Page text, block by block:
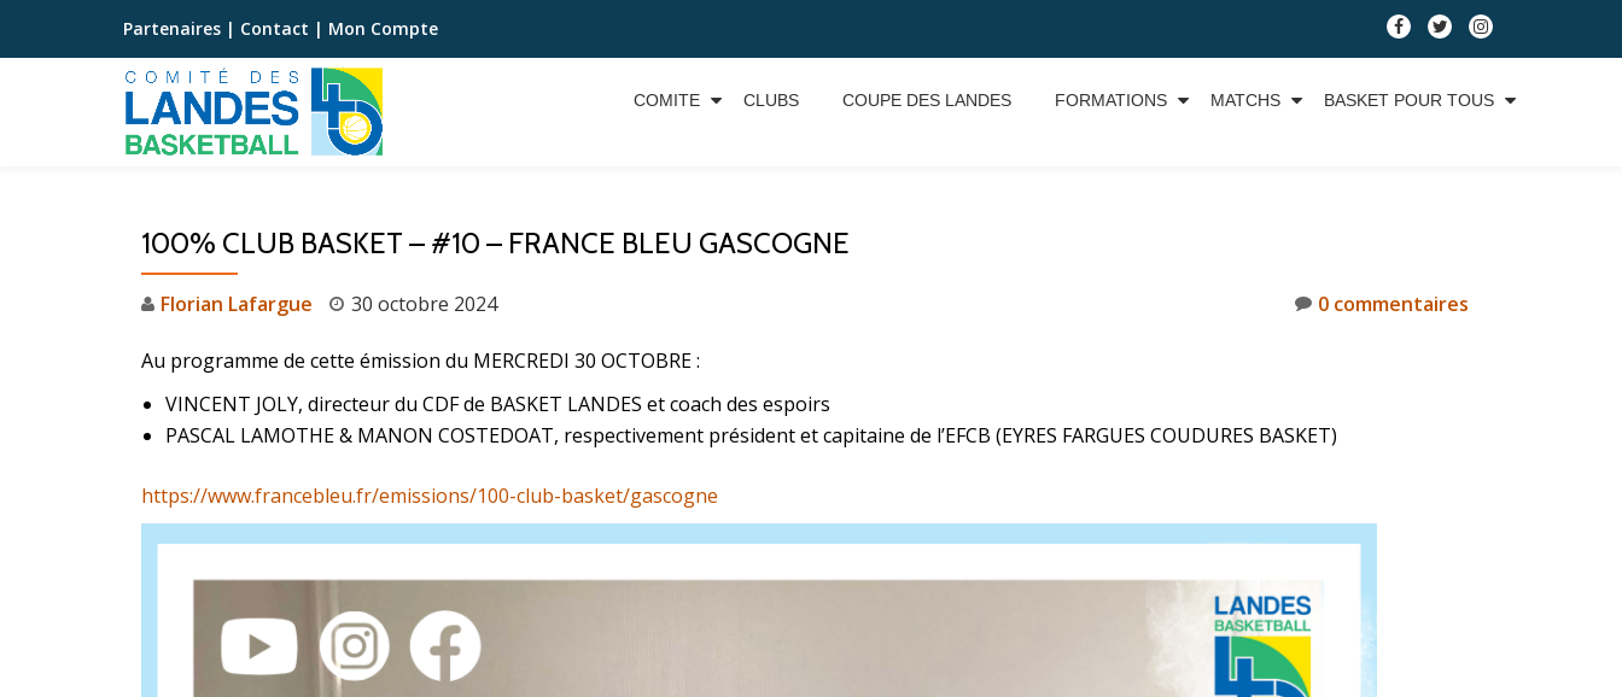
Aller
Partenaires | Contact | Mon Compte
COMITE CLUBS COUPE DES LANDES FORMATIONS MATCHS BASKET POUR TOUS
100% CLUB BASKET – #10 – FRANCE BLEU GASCOGNE
Florian Lafargue 30 octobre 2024 0 commentaires
Au programme de cette émission du MERCREDI 30 OCTOBRE :
VINCENT JOLY, directeur du CDF de BASKET LANDES et coach des espoirs
PASCAL LAMOTHE & MANON COSTEDOAT, respectivement président et capitaine de l’EFCB (EYRES FARGUES COUDURES BASKET)
https://www.francebleu.fr/emissions/100-club-basket/gascogne